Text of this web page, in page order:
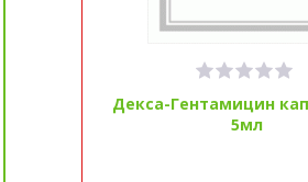
Декса-Гентамицин
5мл